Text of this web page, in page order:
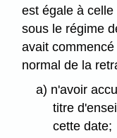
est égale à
sous le régime
avait
normal de la
a) n'avoir
titre
cette date;